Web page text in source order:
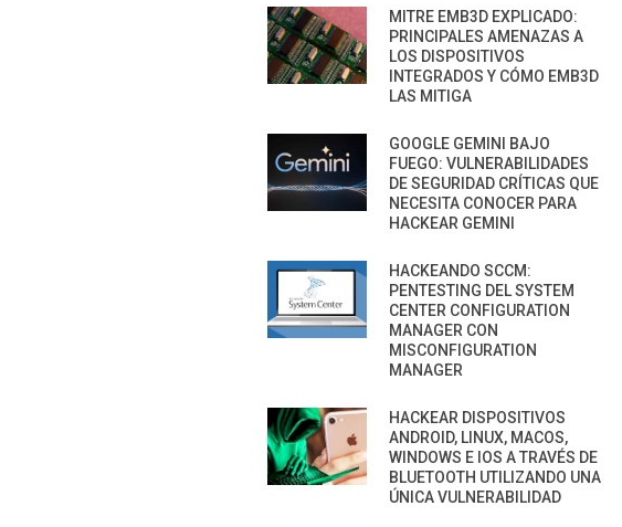
MITRE EMB3D EXPLICADO:
PRINCIPALES AMENAZAS A
LOS DISPOSITIVOS
INTEGRADOS Y CÓMO EMB3D
LAS MITIGA
GOOGLE GEMINI BAJO
FUEGO: VULNERABILIDADES
DE SEGURIDAD CRÍTICAS QUE
NECESITA CONOCER PARA
HACKEAR GEMINI
HACKEANDO SCCM:
PENTESTING DEL SYSTEM
CENTER CONFIGURATION
MANAGER CON
MISCONFIGURATION
MANAGER
HACKEAR DISPOSITIVOS
ANDROID, LINUX, MACOS,
WINDOWS E IOS A TRAVÉS DE
BLUETOOTH UTILIZANDO UNA
ÚNICA VULNERABILIDAD